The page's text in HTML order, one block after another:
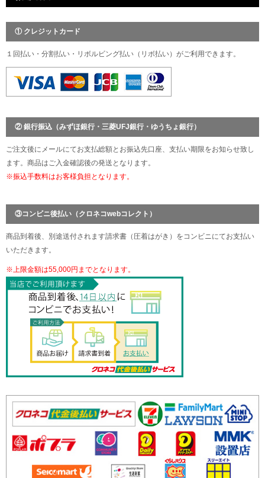
① クレジットカード
１回払い・分割払い・リボルビング払い（リボ払い）がご利用できます。
② 銀行振込（みずほ銀行・三菱UFJ銀行・ゆうちょ銀行）
ご注文後にメールにてお支払総額とお振込先口座、支払い期限をお知らせ致し
ます。商品はご入金確認後の発送となります。
※振込手数料はお客様負担となります。
③コンビニ後払い（クロネコwebコレクト）
商品到着後、別途送付されます請求書（圧着はがき）をコンビニにてお支払い
いただきます。
※上限金額は55,000円までとなります。